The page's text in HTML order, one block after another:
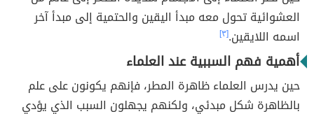
العشوائية تحول معه مبدأ اليقين والحتمية إلى مبدأ آخر
اسمه اللايقين.[٣]
أهمية فهم السببية عند العلماء
حين يدرس العلماء ظاهرة المطر، فإنهم يكونون على علم
بالظاهرة شكل مبدئي، ولكنهم يجهلون السبب الذي يؤدي